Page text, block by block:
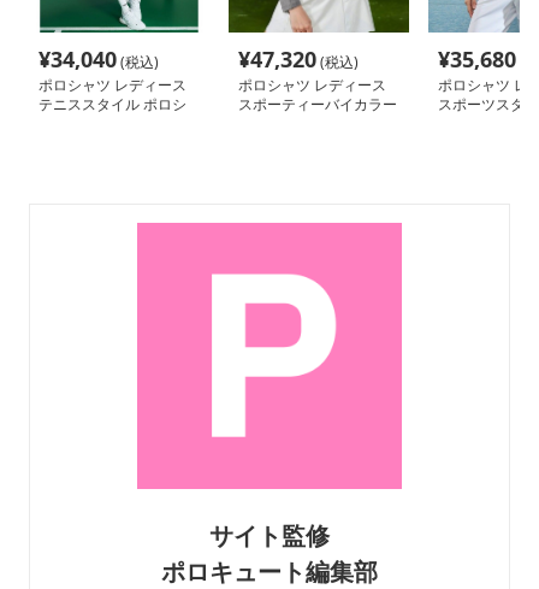
¥34,040(税込)
ポロシャツ レディース
テニススタイル ポロシ
¥47,320(税込)
ポロシャツ レディース
スポーティーバイカラー
¥35,680
ポロシャツ レ
スポーツスタ
サイト監修
ポロキュート編集部